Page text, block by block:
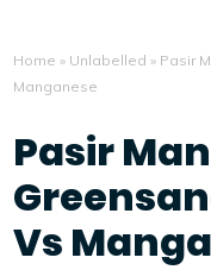
Home » Unlabelled » Pasir
Manganese
Pasir
Vs